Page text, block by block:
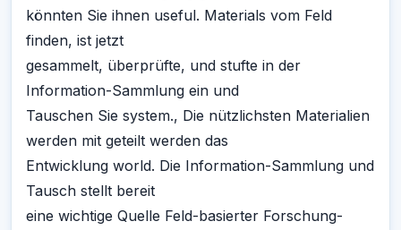
könnten Sie ihnen useful. Materials vom Feld
finden, ist jetzt
gesammelt, überprüfte, und stufte in der
Information-Sammlung ein und
Tauschen Sie system., Die nützlichsten Materialien
werden mit geteilt werden das
Entwicklung world. Die Information-Sammlung und
Tausch stellt bereit
eine wichtige Quelle Feld-basierter Forschung-